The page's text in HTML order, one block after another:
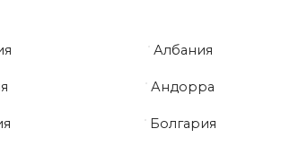
Албания
Андорра
Болгария